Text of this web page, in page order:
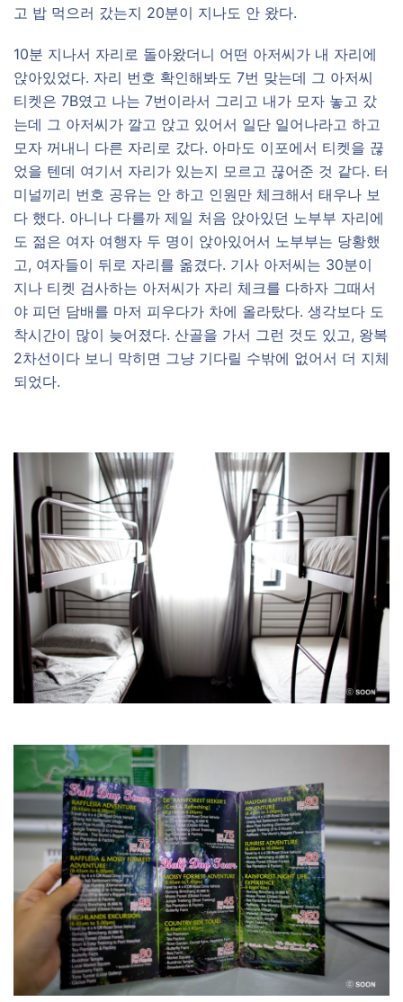
고 밥 먹으러 갔는지 20분이 지나도 안 왔다.
10분 지나서 자리로 돌아왔더니 어떤 아저씨가 내 자리에
앉아있었다. 자리 번호 확인해봐도 7번 맞는데 그 아저씨
티켓은 7B였고 나는 7번이라서 그리고 내가 모자 놓고 갔
는데 그 아저씨가 깔고 앉고 있어서 일단 일어나라고 하고
모자 꺼내니 다른 자리로 갔다. 아마도 이포에서 티켓을 끊
었을 텐데 여기서 자리가 있는지 모르고 끊어준 것 같다. 터
미널끼리 번호 공유는 안 하고 인원만 체크해서 태우나 보
다 했다. 아니나 다를까 제일 처음 앉아있던 노부부 자리에
도 젊은 여자 여행자 두 명이 앉아있어서 노부부는 당황했
고, 여자들이 뒤로 자리를 옮겼다. 기사 아저씨는 30분이
지나 티켓 검사하는 아저씨가 자리 체크를 다하자 그때서
야 피던 담배를 마저 피우다가 차에 올라탔다. 생각보다 도
착시간이 많이 늦어졌다. 산골을 가서 그런 것도 있고, 왕복
2차선이다 보니 막히면 그냥 기다릴 수밖에 없어서 더 지체
되었다.